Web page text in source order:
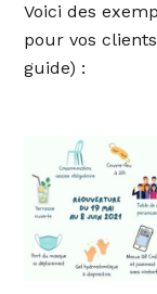
Voici des
pour vos
guide) :